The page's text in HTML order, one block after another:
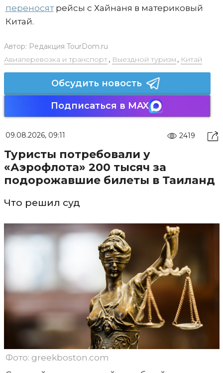
переносятрейсы с Хайнаня в материковый
Китай.
Автор: Редакция TourDom.ru
Авиаперевозка и транспорт, Выездной туризм , Китай
Обсудить новость
Подписаться в MAX
09.08.2026, 09:11 2419
Туристы потребовали у
«Аэрофлота» 200 тысяч за
подорожавшие билеты в Таиланд
Что решил суд
Фото: greekboston.com